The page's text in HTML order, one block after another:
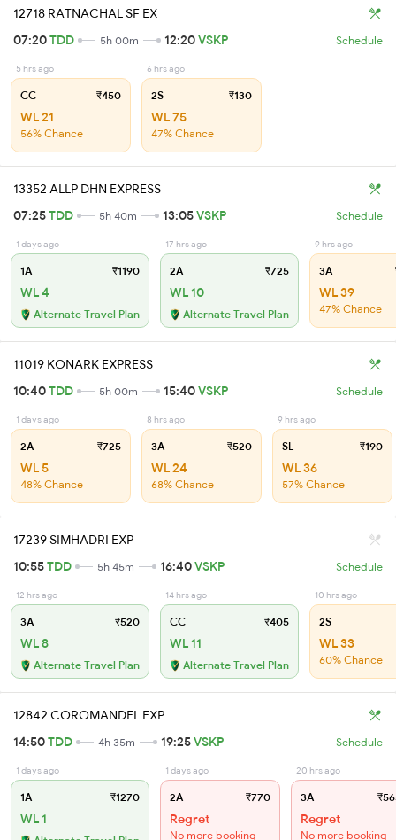
12718 RATNACHAL SF EX
07:20TDD 5h 00m 12:20VSKP Schedule
5 hrs ago
CC ₹450
WL 21
56% Chance
6 hrs ago
2S ₹130
WL 75
47% Chance
13352 ALLP DHN EXPRESS
07:25TDD 5h 40m 13:05VSKP Schedule
1 days ago
1A ₹1190
WL 4
Alternate Travel Plan
17 hrs ago
2A ₹725
WL 10
Alternate Travel Plan
9 hrs ago
3A
WL 39
47% Chance
11019 KONARK EXPRESS
10:40TDD 5h 00m 15:40VSKP Schedule
1 days ago
2A ₹725
WL 5
48% Chance
8 hrs ago
3A ₹520
WL 24
68% Chance
9 hrs ago
SL ₹190
WL 36
57% Chance
17239 SIMHADRI EXP
10:55TDD 5h 45m 16:40VSKP Schedule
12 hrs ago
3A ₹520
WL 8
Alternate Travel Plan
14 hrs ago
CC ₹405
WL 11
Alternate Travel Plan
10 hrs ago
2S
WL 33
60% Chance
12842 COROMANDEL EXP
14:50TDD 4h 35m 19:25VSKP Schedule
1 days ago
1A ₹1270
WL 1
1 days ago
2A ₹770
Regret
No more booking
20 hrs ago
3A
Regret
No more booking